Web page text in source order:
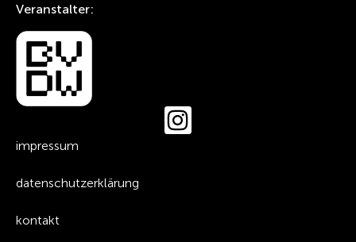
Veranstalter:
impressum
datenschutzerklärung
kontakt